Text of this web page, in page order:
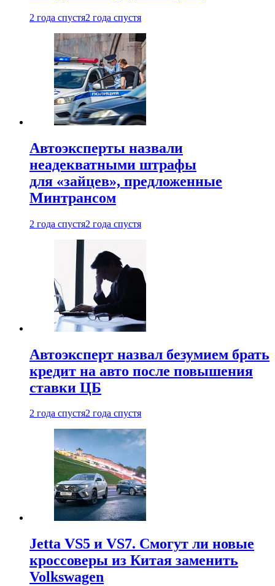
2 года спустя2 года спустя
Автоэксперты назвали
неадекватными штрафы
для «зайцев», предложенные
Минтрансом
2 года спустя2 года спустя
Автоэксперт назвал безумием брать
кредит на авто после повышения
ставки ЦБ
2 года спустя2 года спустя
Jetta VS5 и VS7. Смогут ли новые
кроссоверы из Китая заменить
Volkswagen